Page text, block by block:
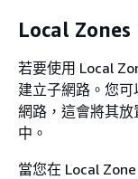
Local Zones
若要使用 Local
建立子網路。您
網路，這會將其
中。
當您在 Local